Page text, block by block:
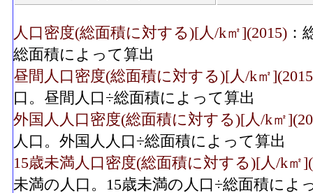
人口密度(総面積に対する)[人/k㎡](2015) ：
総面積によって算出
昼間人口密度(総面積に対する)[人/k㎡
口。昼間人口÷総面積によって算出
外国人人口密度(総面積に対する)[人/k㎡
人口。外国人人口÷総面積によって算出
15歳未満人口密度(総面積に対する)[人/k㎡
未満の人口。15歳未満の人口÷総面積によ